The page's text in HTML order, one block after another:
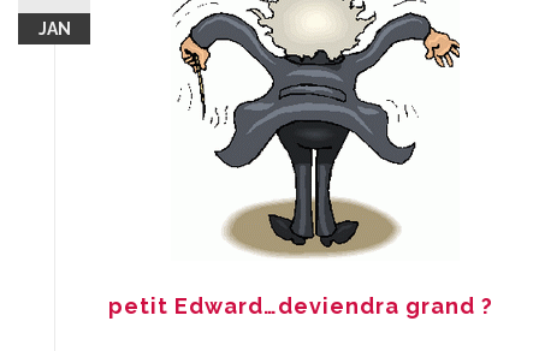
JAN
petit Edward…deviendra grand ?